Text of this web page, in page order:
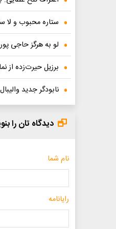
ستاره محبوب و لا
لو به هرگز حاجی
برزیل حیرت‌زده از
نابودگر جدید
دیدگاه تان را
نام شما
رایانامه